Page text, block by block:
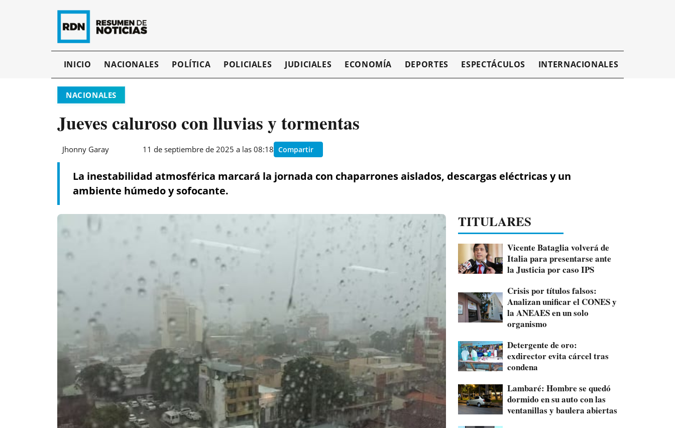
INICIO NACIONALES POLÍTICA POLICIALES JUDICIALES ECONOMÍA DEPORTES ESPECTÁCULOS INTERNACIONALES
NACIONALES
Jueves caluroso con lluvias y tormentas
Jhonny Garay 11 de septiembre de 2025 a las 08:18 Compartir
La inestabilidad atmosférica marcará la jornada con chaparrones aislados, descargas eléctricas y un
ambiente húmedo y sofocante.
TITULARES
Vicente Bataglia volverá de
Italia para presentarse ante
la Justicia por caso IPS
Crisis por títulos falsos:
Analizan unificar el CONES y
la ANEAES en un solo
organismo
Detergente de oro:
exdirector evita cárcel tras
condena
Lambaré: Hombre se quedó
dormido en su auto con las
ventanillas y baulera abiertas